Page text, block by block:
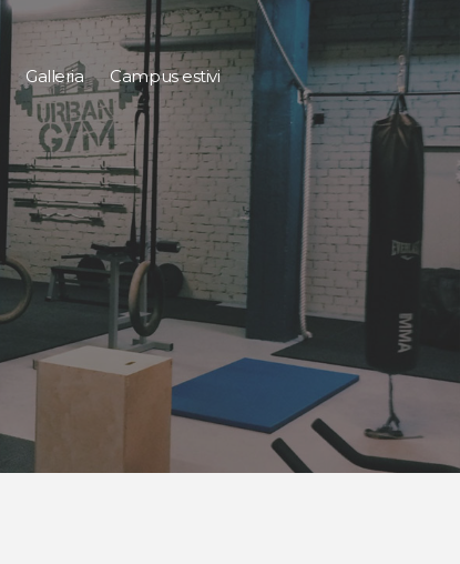
Galleria Campus estivi